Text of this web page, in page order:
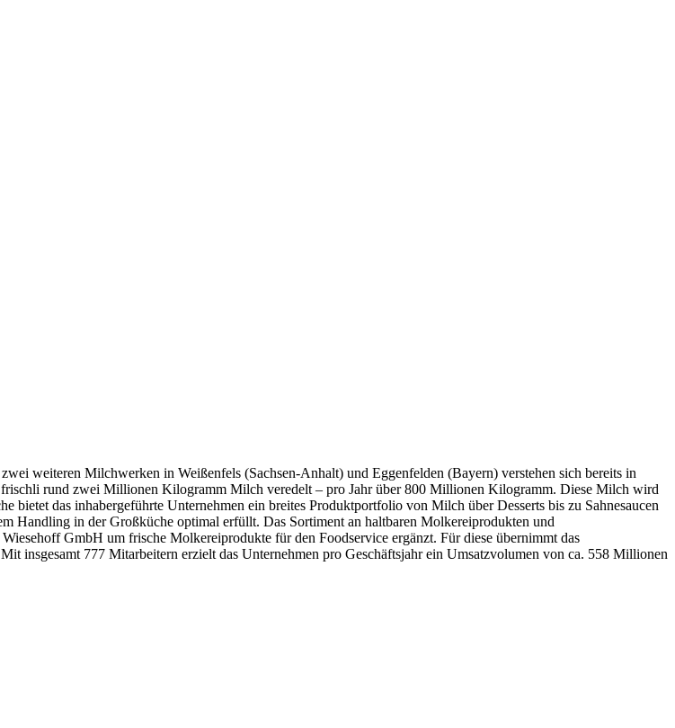
weiteren Milchwerken in Weißenfels (Sachsen-Anhalt) und Eggenfelden (Bayern) verstehen sich bereits in
rund zwei Millionen Kilogramm Milch veredelt – pro Jahr über 800 Millionen Kilogramm. Diese Milch wird
das inhabergeführte Unternehmen ein breites Produktportfolio von Milch über Desserts bis zu Sahnesaucen
Handling in der Großküche optimal erfüllt. Das Sortiment an haltbaren Molkereiprodukten und
GmbH um frische Molkereiprodukte für den Foodservice ergänzt. Für diese übernimmt das
insgesamt 777 Mitarbeitern erzielt das Unternehmen pro Geschäftsjahr ein Umsatzvolumen von ca. 558 Millionen